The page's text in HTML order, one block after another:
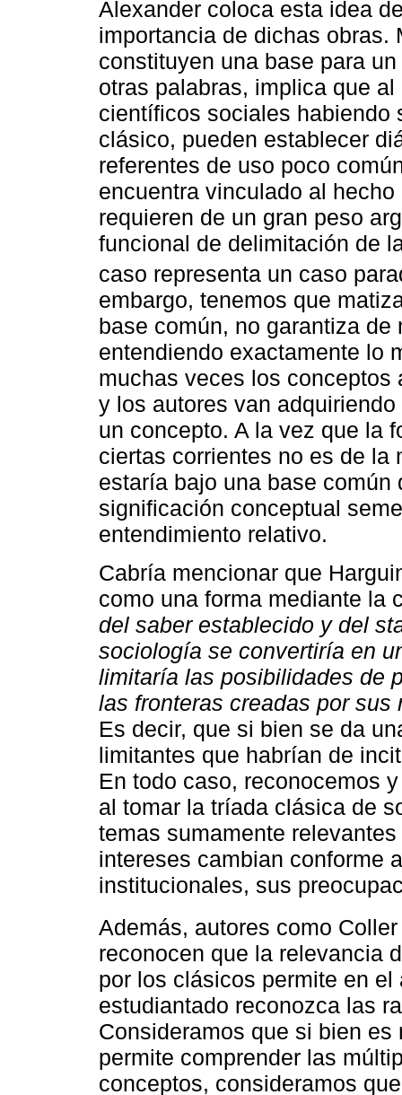
Alexander coloca esta idea
importancia de dichas obras.
constituyen una base para
otras palabras, implica que
científicos sociales habiendo
clásico, pueden establecer
referentes de uso poco
encuentra vinculado al
requieren de un gran peso
funcional de delimitación de
caso representa un caso
embargo, tenemos que
base común, no garantiza
entendiendo exactamente lo
muchas veces los conceptos
y los autores van
un concepto. A la vez que la
ciertas corrientes no es de la
estaría bajo una base
significación conceptual
entendimiento relativo.
Cabría mencionar que
como una forma mediante la
del saber establecido y del
sociología se convertiría en
limitaría las posibilidades de
las fronteras creadas por sus
Es decir, que si bien se da
limitantes que habrían de
En todo caso, reconocemos
al tomar la tríada clásica de
temas sumamente
intereses cambian conforme
institucionales, sus
Además, autores como
reconocen que la relevancia
por los clásicos permite en
estudiantado reconozca las
Consideramos que si bien
permite comprender las
conceptos, consideramos